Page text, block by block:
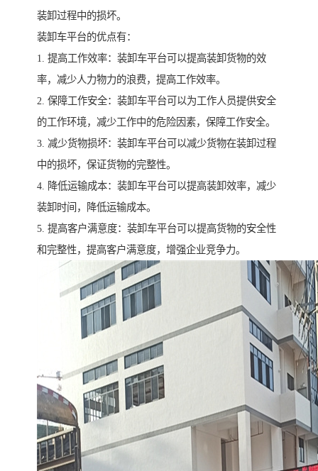
装卸过程中的损坏。
装卸车平台的优点有：
1. 提高工作效率：装卸车平台可以提高装卸货物的效
率，减少人力物力的浪费，提高工作效率。
2. 保障工作安全：装卸车平台可以为工作人员提供安全
的工作环境，减少工作中的危险因素，保障工作安全。
3. 减少货物损坏：装卸车平台可以减少货物在装卸过程
中的损坏，保证货物的完整性。
4. 降低运输成本：装卸车平台可以提高装卸效率，减少
装卸时间，降低运输成本。
5. 提高客户满意度：装卸车平台可以提高货物的安全性
和完整性，提高客户满意度，增强企业竞争力。